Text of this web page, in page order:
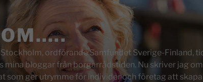
OM…..
ordförande Samfundet Sverige-Finland,
bloggar från borgarrådstiden. Nu skriver jag
som ger utrymme för individer och företag att